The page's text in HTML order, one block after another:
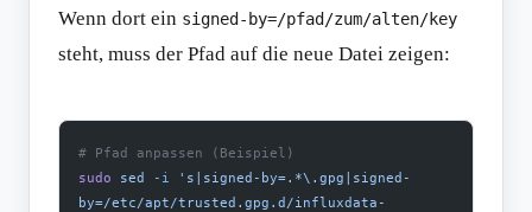
Wenn dort ein signed-by=/pfad/zum/alten/key
steht, muss der Pfad auf die neue Datei zeigen:
# Pfad anpassen (Beispiel)
sudo sed -i 's|signed-by=.*\.gpg|signed-
by=/etc/apt/trusted.gpg.d/influxdata-